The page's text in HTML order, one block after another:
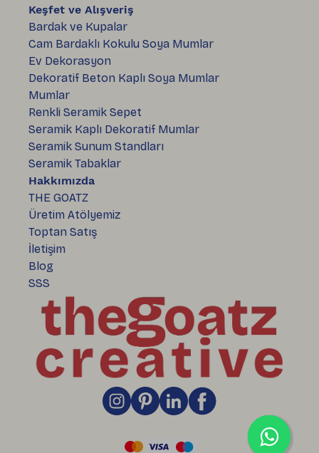
Keşfet ve Alışveriş
Bardak ve Kupalar
Cam Bardaklı Kokulu Soya Mumlar
Ev Dekorasyon
Dekoratif Beton Kaplı Soya Mumlar
Mumlar
Renkli Seramik Sepet
Seramik Kaplı Dekoratif Mumlar
Seramik Sunum Standları
Seramik Tabaklar
Hakkımızda
THE GOATZ
Üretim Atölyemiz
Toptan Satış
İletişim
Blog
SSS